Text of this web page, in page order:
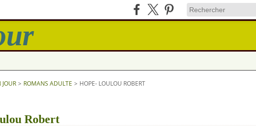
> ROMANS ADULTE > HOPE- LOULOU ROBERT
Robert